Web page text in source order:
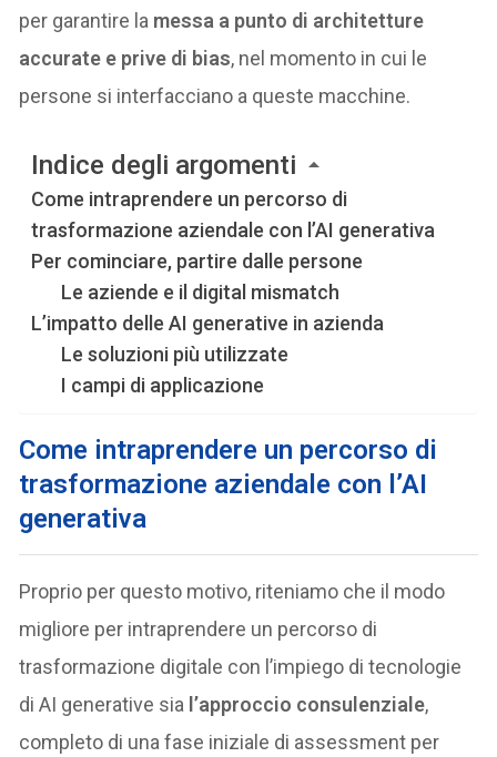
per garantire la messa a punto di architetture
accurate e prive di bias, nel momento in cui le
persone si interfacciano a queste macchine.
Indice degli argomenti
Come intraprendere un percorso di
trasformazione aziendale con l’AI generativa
Per cominciare, partire dalle persone
Le aziende e il digital mismatch
L’impatto delle AI generative in azienda
Le soluzioni più utilizzate
I campi di applicazione
Come intraprendere un percorso di
trasformazione aziendale con l’AI
generativa
Proprio per questo motivo, riteniamo che il modo
migliore per intraprendere un percorso di
trasformazione digitale con l’impiego di tecnologie
di AI generative sia l’approccio consulenziale,
completo di una fase iniziale di assessment per